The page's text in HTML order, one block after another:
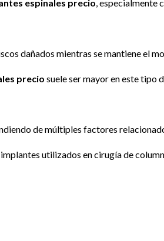
espinales precio, especialmente
dañados mientras se mantiene el
precio suele ser mayor en este tipo
de múltiples factores
utilizados en cirugía de